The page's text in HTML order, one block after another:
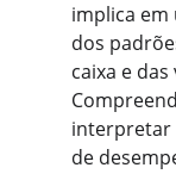
implica em
dos
caixa e
interpretar
de